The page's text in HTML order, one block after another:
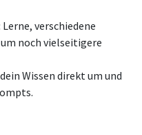
verschiedene
noch vielseitigere
Wissen direkt um und